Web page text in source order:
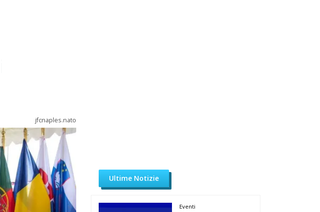
jfcnaples.nato
Ultime Notizie
Eventi